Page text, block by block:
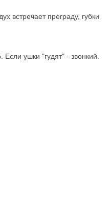
встречает преграду, губки
ушки "гудят" - звонкий.